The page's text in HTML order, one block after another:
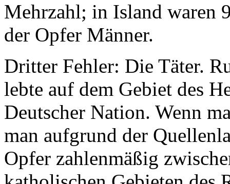
Mehrzahl; in Island waren
der Opfer Männer.
Dritter Fehler: Die Täter.
lebte auf dem Gebiet des
Deutscher Nation. Wenn
man aufgrund der
Opfer zahlenmäßig